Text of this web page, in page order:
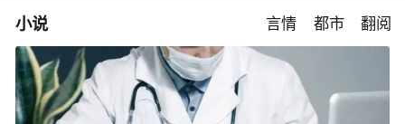
小说 言情 都市 翻阅